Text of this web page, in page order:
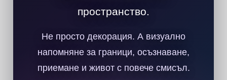
пространство.
Не просто декорация. А визуално
напомняне за граници, осъзнаване,
приемане и живот с повече смисъл.